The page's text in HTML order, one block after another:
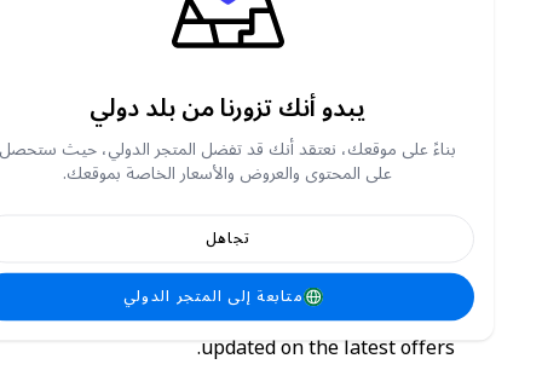
بين الحسابات ؟
نقاط إف سي غير قابلة للتحويل بشكل عام بين
هل هناك أي عروض ترويجية أو خصومات متاحة
لنقاط إف سي أو المشتريات الفضية على متجر
Yes, we frequently offer exciting discounts
and promotions. Keep an eye on our website,
register to get special offers via email, and
follow our social media accounts ( إنستجرام,
سبوك,تيك توك,منصة إكس (تويتر سابقًا) ) to stay
updated on the latest offers.
يبدو أنك تزورنا من بلد دولي
بناءً على موقعك، نعتقد أنك قد تفضل المتجر الدولي، حيث ستحصل
على المحتوى والعروض والأسعار الخاصة بموقعك.
متابعة إلى المتجر الدولي